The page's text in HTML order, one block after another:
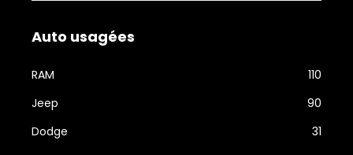
Auto usagées
RAM
110
Jeep
90
Dodge
31